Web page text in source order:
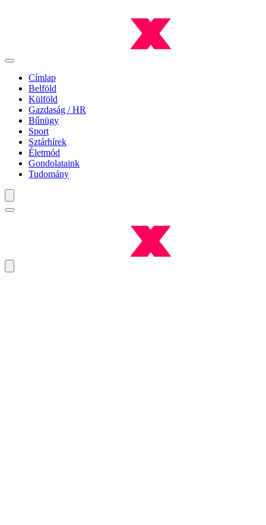
Címlap
Belföld
Külföld
Gazdaság / HR
Bűnügy
Sport
Sztárhírek
Életmód
Gondolataink
Tudomány